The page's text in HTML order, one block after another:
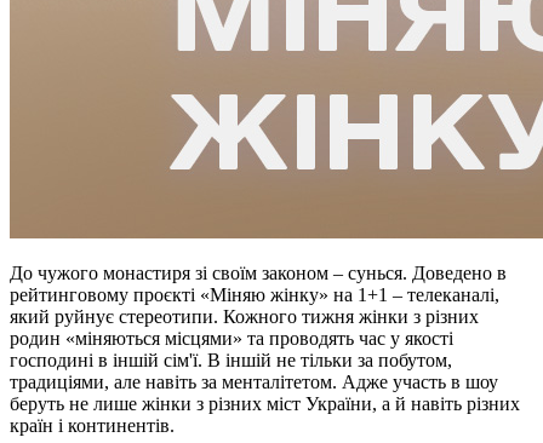
До чужого монастиря зі своїм законом – сунься. Доведено в
рейтинговому проєкті «Міняю жінку» на 1+1 – телеканалі,
який руйнує стереотипи. Кожного тижня жінки з різних
родин «міняються місцями» та проводять час у якості
господині в іншій сім'ї. В іншій не тільки за побутом,
традиціями, але навіть за менталітетом. Адже участь в шоу
беруть не лише жінки з різних міст України, а й навіть різних
країн і континентів.